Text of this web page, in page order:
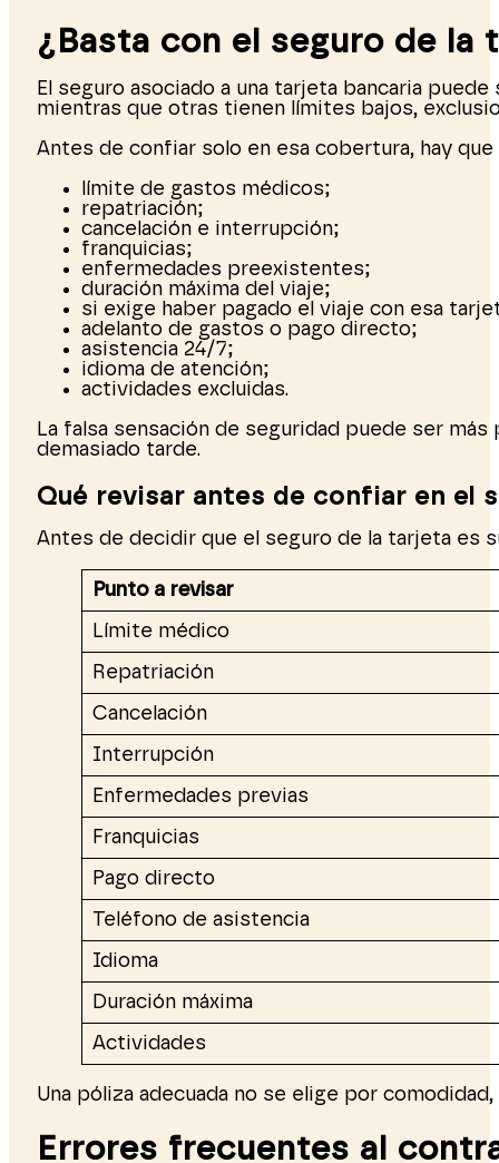
¿Basta con el seguro de la
El seguro asociado a una tarjeta bancaria
mientras que otras tienen límites bajos,
Antes de confiar solo en esa cobertura, hay que
límite de gastos médicos;
repatriación;
cancelación e interrupción;
franquicias;
enfermedades preexistentes;
duración máxima del viaje;
si exige haber pagado el viaje con esa
adelanto de gastos o pago directo;
asistencia 24/7;
idioma de atención;
actividades excluidas.
La falsa sensación de seguridad puede ser
demasiado tarde.
Qué revisar antes de confiar en el
Antes de decidir que el seguro de la tarjeta es
Punto a revisar
Límite médico
Repatriación
Cancelación
Interrupción
Enfermedades previas
Franquicias
Pago directo
Teléfono de asistencia
Idioma
Duración máxima
Actividades
Una póliza adecuada no se elige por
Errores frecuentes al